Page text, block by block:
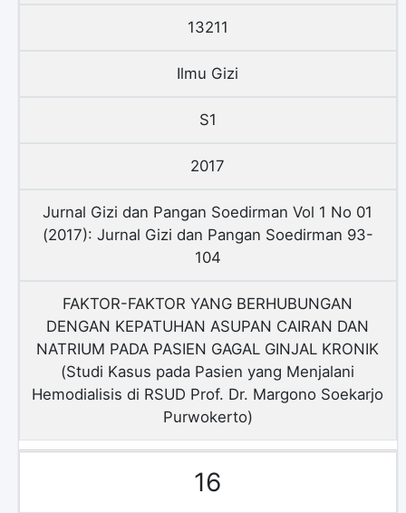
13211
Ilmu Gizi
S1
2017
Jurnal Gizi dan Pangan Soedirman Vol 1 No 01
(2017): Jurnal Gizi dan Pangan Soedirman 93-
104
FAKTOR-FAKTOR YANG BERHUBUNGAN
DENGAN KEPATUHAN ASUPAN CAIRAN DAN
NATRIUM PADA PASIEN GAGAL GINJAL KRONIK
(Studi Kasus pada Pasien yang Menjalani
Hemodialisis di RSUD Prof. Dr. Margono Soekarjo
Purwokerto)
16